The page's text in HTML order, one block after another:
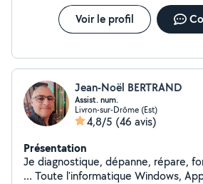
Voir le profil
Jean-Noël BERTRAND
Assist. num.
Livron-sur-Drôme (Est)
4,8/5 (46 avis)
Présentation
Je diagnostique, dépanne, répare,
... Toute l'informatique Windows,